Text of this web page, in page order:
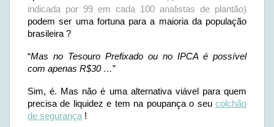
indicada por 99 em cada 100 analistas de plantão)
podem ser uma fortuna para a maioria da população
brasileira ?
“Mas no Tesouro Prefixado ou no IPCA é possível
com apenas R$30 …”
Sim, é. Mas não é uma alternativa viável para quem
precisa de liquidez e tem na poupança o seu colchão
de segurança !